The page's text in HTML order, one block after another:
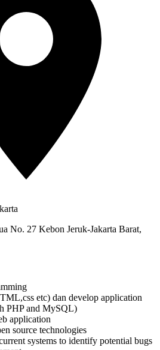
No. 27 Kebon Jeruk-Jakarta Barat,
etc) dan develop application
PHP and MySQL)
application
source technologies
systems to identify potential bugs